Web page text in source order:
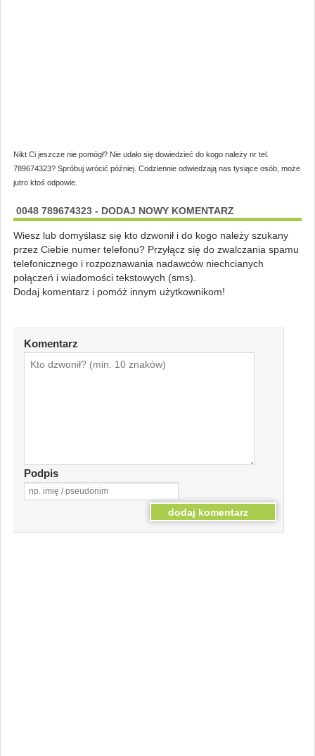
Nikt Ci jeszcze nie pomógł? Nie udało się dowiedzieć do kogo należy nr tel.
789674323? Spróbuj wrócić później. Codziennie odwiedzają nas tysiące osób, może
jutro ktoś odpowie.
0048 789674323 - DODAJ NOWY KOMENTARZ
Wiesz lub domyślasz się kto dzwonił i do kogo należy szukany
przez Ciebie numer telefonu? Przyłącz się do zwalczania spamu
telefonicznego i rozpoznawania nadawców niechcianych
połączeń i wiadomości tekstowych (sms).
Dodaj komentarz i pomóż innym użytkownikom!
Komentarz
Podpis